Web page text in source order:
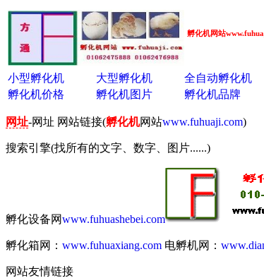
孵化机网站
小型孵化机 大型孵化机 全自动孵化机
孵化机价格
孵化机图片 孵化机品牌
网址-网址 网站链接(孵化机网站www.fuhuaji.com)
搜索引擎(找所有的文字、数字、图片......)
孵化设备网www.fuhuashebei.com
孵化箱网： www.fuhuaxiang.com 电孵机网：
网站友情链接